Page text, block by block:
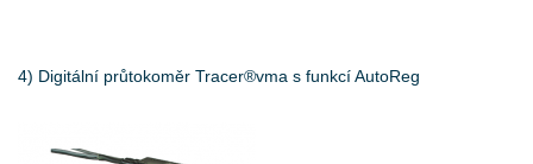
4) Digitální průtokoměr Tracer®vma s funkcí AutoReg